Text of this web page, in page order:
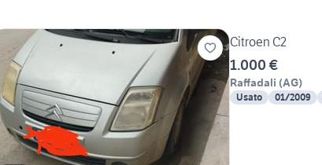
Citroen C2
1.000 €
Raffadali (AG)
Usato 01/2009